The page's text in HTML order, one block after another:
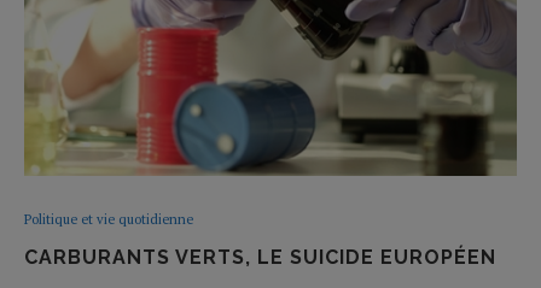
Politique et vie quotidienne
CARBURANTS VERTS, LE SUICIDE EUROPÉEN